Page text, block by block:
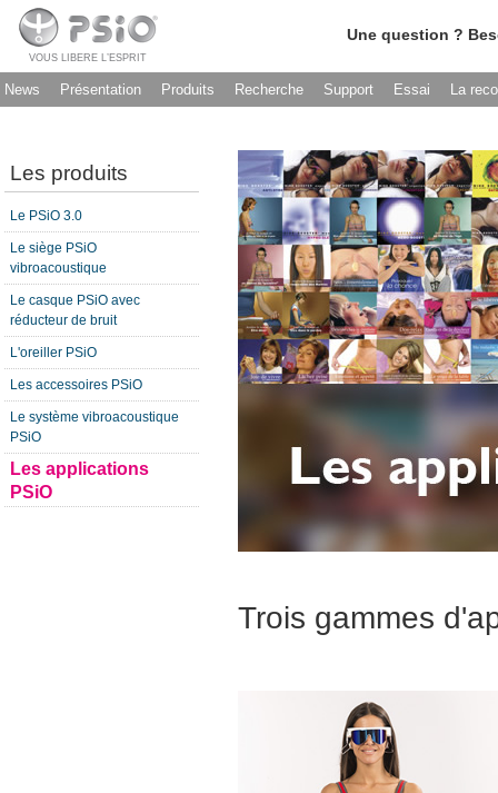
VOUS LIBERE L’ESPRIT
Une question ?
News Présentation Produits Recherche Support Essai La
Les produits
Le PSiO 3.0
Le siège PSiO
vibroacoustique
Le casque PSiO avec
réducteur de bruit
L'oreiller PSiO
Les accessoires PSiO
Le système vibroacoustique
PSiO
Les applications
PSiO
Trois gammes